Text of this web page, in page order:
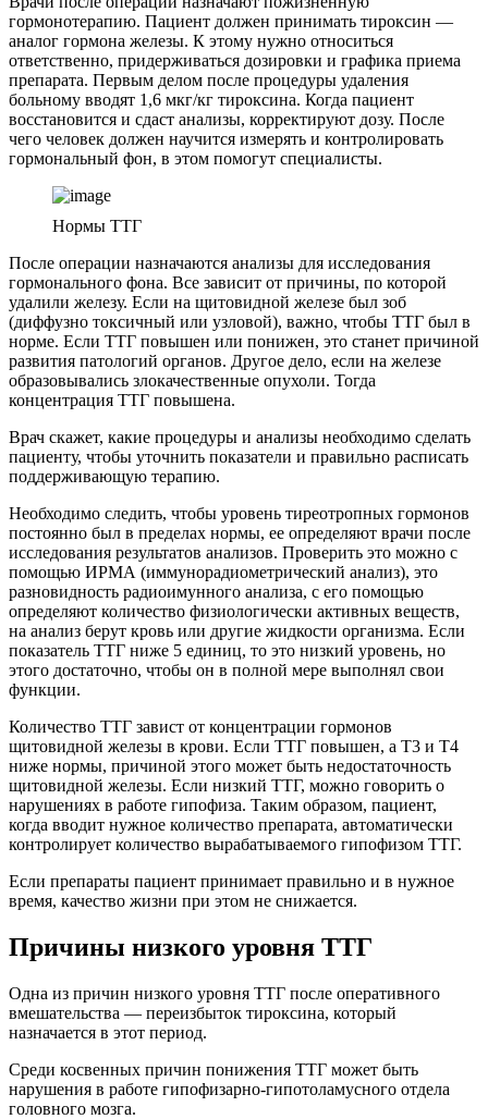
гормонотерапию. Пациент должен принимать тироксин —
аналог гормона железы. К этому нужно относиться
ответственно, придерживаться дозировки и графика приема
препарата. Первым делом после процедуры удаления
больному вводят 1,6 мкг/кг тироксина. Когда пациент
восстановится и сдаст анализы, корректируют дозу. После
чего человек должен научится измерять и контролировать
гормональный фон, в этом помогут специалисты.
Нормы ТТГ
После операции назначаются анализы для исследования
гормонального фона. Все зависит от причины, по которой
удалили железу. Если на щитовидной железе был зоб
(диффузно токсичный или узловой), важно, чтобы ТТГ был в
норме. Если ТТГ повышен или понижен, это станет причиной
развития патологий органов. Другое дело, если на железе
образовывались злокачественные опухоли. Тогда
концентрация ТТГ повышена.
Врач скажет, какие процедуры и анализы необходимо сделать
пациенту, чтобы уточнить показатели и правильно расписать
поддерживающую терапию.
Необходимо следить, чтобы уровень тиреотропных гормонов
постоянно был в пределах нормы, ее определяют врачи после
исследования результатов анализов. Проверить это можно с
помощью ИРМА (иммунорадиометрический анализ), это
разновидность радиоимунного анализа, с его помощью
определяют количество физиологически активных веществ,
на анализ берут кровь или другие жидкости организма. Если
показатель ТТГ ниже 5 единиц, то это низкий уровень, но
этого достаточно, чтобы он в полной мере выполнял свои
функции.
Количество ТТГ завист от концентрации гормонов
щитовидной железы в крови. Если ТТГ повышен, а Т3 и Т4
ниже нормы, причиной этого может быть недостаточность
щитовидной железы. Если низкий ТТГ, можно говорить о
нарушениях в работе гипофиза. Таким образом, пациент,
когда вводит нужное количество препарата, автоматически
контролирует количество вырабатываемого гипофизом ТТГ.
Если препараты пациент принимает правильно и в нужное
время, качество жизни при этом не снижается.
Причины низкого уровня ТТГ
Одна из причин низкого уровня ТТГ после оперативного
вмешательства — переизбыток тироксина, который
назначается в этот период.
Среди косвенных причин понижения ТТГ может быть
нарушения в работе гипофизарно-гипотоламусного отдела
головного мозга.